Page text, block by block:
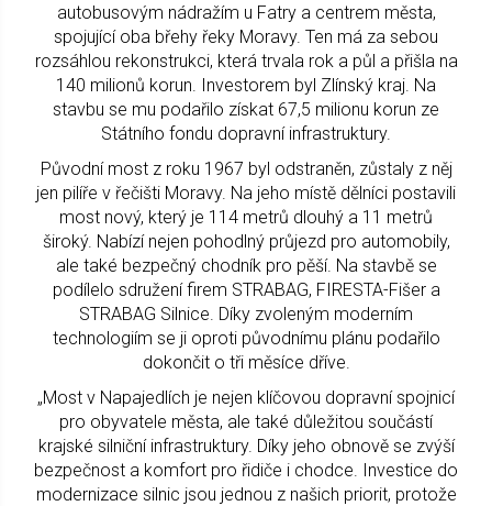
autobusovým nádražím u Fatry a centrem města,
spojující oba břehy řeky Moravy. Ten má za sebou
rozsáhlou rekonstrukci, která trvala rok a půl a přišla na
140 milionů korun. Investorem byl Zlínský kraj. Na
stavbu se mu podařilo získat 67,5 milionu korun ze
Státního fondu dopravní infrastruktury.
Původní most z roku 1967 byl odstraněn, zůstaly z něj
jen pilíře v řečišti Moravy. Na jeho místě dělníci postavili
most nový, který je 114 metrů dlouhý a 11 metrů
široký. Nabízí nejen pohodlný průjezd pro automobily,
ale také bezpečný chodník pro pěší. Na stavbě se
podílelo sdružení firem STRABAG, FIRESTA-Fišer a
STRABAG Silnice. Díky zvoleným moderním
technologiím se ji oproti původnímu plánu podařilo
dokončit o tři měsíce dříve.
„Most v Napajedlích je nejen klíčovou dopravní spojnicí
pro obyvatele města, ale také důležitou součástí
krajské silniční infrastruktury. Díky jeho obnově se zvýší
bezpečnost a komfort pro řidiče i chodce. Investice do
modernizace silnic jsou jednou z našich priorit, protože